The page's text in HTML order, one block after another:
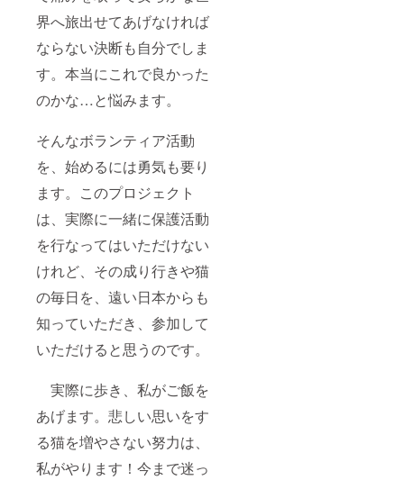
界へ旅出せてあげなければ
ならない決断も自分でしま
す。本当にこれで良かった
のかな…と悩みます。
そんなボランティア活動
を、始めるには勇気も要り
ます。このプロジェクト
は、実際に一緒に保護活動
を行なってはいただけない
けれど、その成り行きや猫
の毎日を、遠い日本からも
知っていただき、参加して
いただけると思うのです。
実際に歩き、私がご飯を
あげます。悲しい思いをす
る猫を増やさない努力は、
私がやります！今まで迷っ